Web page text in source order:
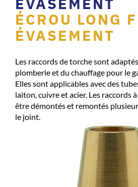
ÉCROU LONG
ÉVASEMENT
Les raccords de torche sont
plomberie et du chauffage pour le
Elles sont applicables avec des
laiton, cuivre et acier. Les raccords
être démontés et remontés
le joint.